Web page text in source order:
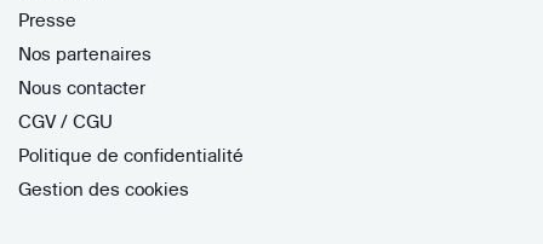
Presse
Nos partenaires
Nous contacter
CGV / CGU
Politique de confidentialité
Gestion des cookies